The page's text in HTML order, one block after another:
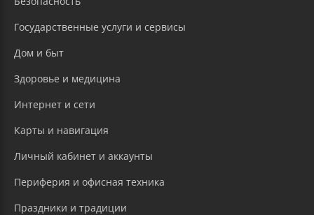
Государственные услуги и сервисы
Дом и быт
Здоровье и медицина
Интернет и сети
Карты и навигация
Личный кабинет и аккаунты
Периферия и офисная техника
Праздники и традиции